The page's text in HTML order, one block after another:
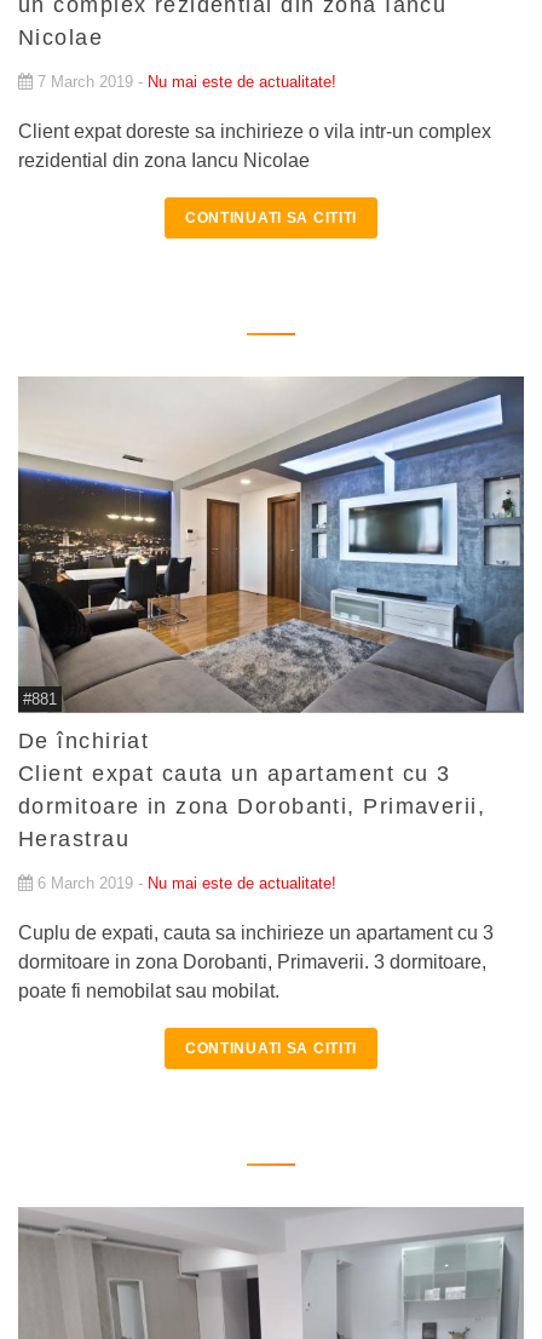
Nicolae
7 March 2019 - Nu mai este de actualitate!
Client expat doreste sa inchirieze o vila intr-un complex
rezidential din zona Iancu Nicolae
CONTINUATI SA CITITI
#881
De închiriat
Client expat cauta un apartament cu 3
dormitoare in zona Dorobanti, Primaverii,
Herastrau
6 March 2019 - Nu mai este de actualitate!
Cuplu de expati, cauta sa inchirieze un apartament cu 3
dormitoare in zona Dorobanti, Primaverii. 3 dormitoare,
poate fi nemobilat sau mobilat.
CONTINUATI SA CITITI